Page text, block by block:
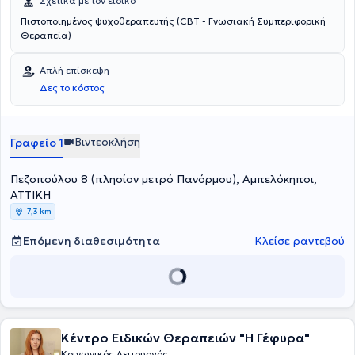
Πιστοποιημένος ψυχοθεραπευτής (CBT - Γνωσιακή Συμπεριφορική
Θεραπεία)
Απλή επίσκεψη
Δες το κόστος
Γραφείο 1 Βιντεοκλήση
Πεζοπούλου 8 (πλησίον μετρό Πανόρμου), Αμπελόκηποι,
ΑΤΤΙΚΗ
7,3 km
Επόμενη διαθεσιμότητα Κλείσε ραντεβού
Κέντρο Ειδικών Θεραπειών "Η Γέφυρα"